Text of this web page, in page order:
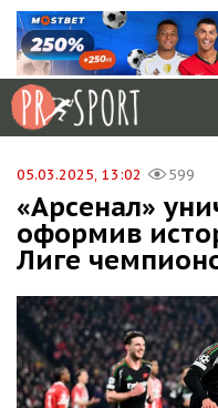
05.03.2025, 13:02 599
«Арсенал»
оформив
Лиге